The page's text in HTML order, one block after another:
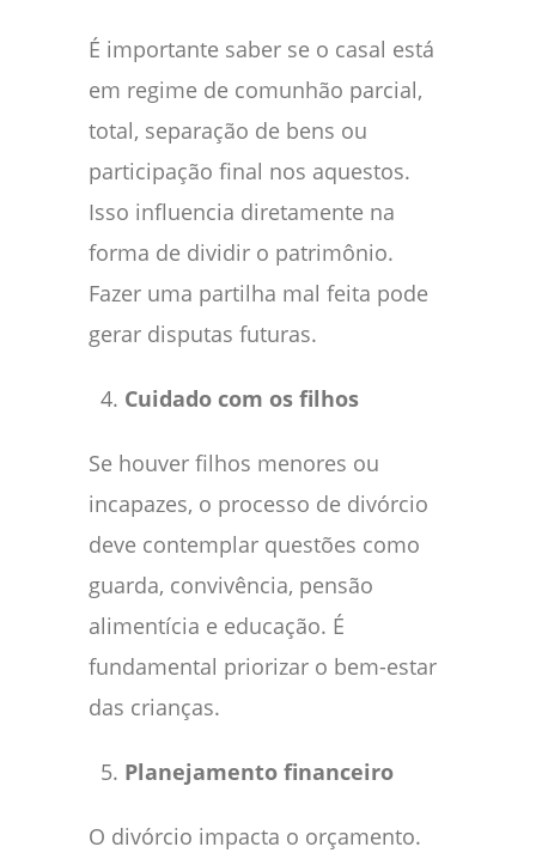
É importante saber se o casal está
em regime de comunhão parcial,
total, separação de bens ou
participação final nos aquestos.
Isso influencia diretamente na
forma de dividir o patrimônio.
Fazer uma partilha mal feita pode
gerar disputas futuras.
Cuidado com os filhos
Se houver filhos menores ou
incapazes, o processo de divórcio
deve contemplar questões como
guarda, convivência, pensão
alimentícia e educação. É
fundamental priorizar o bem-estar
das crianças.
Planejamento financeiro
O divórcio impacta o orçamento.